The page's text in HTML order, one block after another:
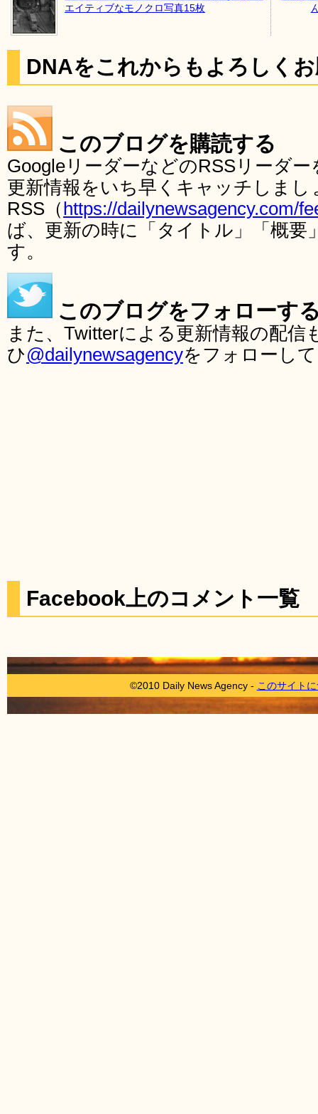
エイティブなモノクロ写真15枚
DNAをこれからもよろしく
このブログを購読する
GoogleリーダーなどのRSSリーダ
更新情報をいち早くキャッチしま
RSS（ https://dailynewsagency.com/
ば、更新の時に「タイトル」「概要
す。
このブログをフォローす
また、Twitterによる更新情報の配
ひ@dailynewsagencyをフォローし
Facebook上のコメント一覧
©2010 Daily News Agency - このサイト